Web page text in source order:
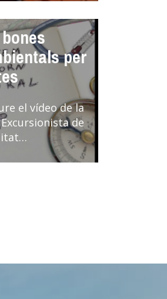
per
el vídeo de la
de